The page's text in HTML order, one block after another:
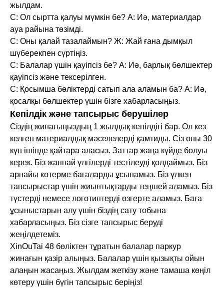
жылдам.
С: Ол сыртта қалуы мүмкін бе? A: Иә, материалдар
ауа райына төзімді.
С: Оны қалай тазалаймын? Ж: Жай ғана дымқыл
шүберекпен сүртіңіз.
С: Балалар үшін қауіпсіз бе? A: Иә, барлық бөлшектер
қауіпсіз және тексерілген.
С: Қосымша бөліктерді сатып ала аламын ба? A: Иә,
қосалқы бөлшектер үшін бізге хабарласыңыз.
Кепілдік және тапсырыс берушілер
Сіздің жинағыңыздың 1 жылдық кепілдігі бар. Ол кез
келген материалдық мәселелерді қамтиды. Сіз оны 30
күн ішінде қайтара аласыз. Заттар жаңа күйде болуы
керек. Біз жаппай үлгілерді тестілеуді қолдаймыз. Біз
арнайы көтерме бағаларды ұсынамыз. Біз үлкен
тапсырыстар үшін жиынтықтарды теңшей аламыз. Біз
түстерді немесе логотиптерді өзгерте аламыз. Баға
ұсыныстарын алу үшін біздің сату тобына
хабарласыңыз. Біз сізге тапсырыс беруді
жеңілдетеміз.
XinOuTai 48 бөліктен тұратын балалар паркур
жинағын қазір алыңыз. Балалар үшін қызықты ойын
алаңын жасаңыз. Жылдам жеткізу және тамаша көңіл
көтеру үшін бүгін тапсырыс беріңіз!